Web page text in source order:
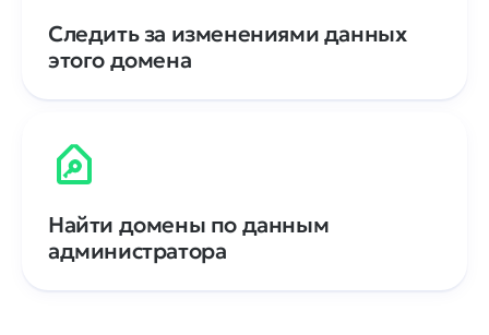
Следить за изменениями данных
этого домена
Найти домены по данным
администратора